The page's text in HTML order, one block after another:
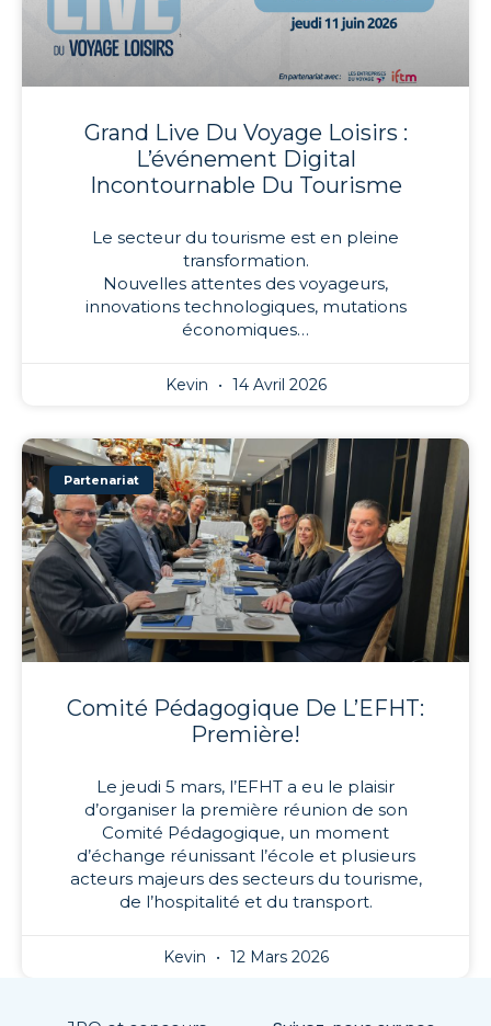
Grand Live Du Voyage Loisirs :
L’événement Digital
Incontournable Du Tourisme
Le secteur du tourisme est en pleine
transformation.
Nouvelles attentes des voyageurs,
innovations technologiques, mutations
économiques…
Kevin 14 Avril 2026
Partenariat
Comité Pédagogique De L’EFHT:
Première!
Le jeudi 5 mars, l’EFHT a eu le plaisir
d’organiser la première réunion de son
Comité Pédagogique, un moment
d’échange réunissant l’école et plusieurs
acteurs majeurs des secteurs du tourisme,
de l’hospitalité et du transport.
Kevin 12 Mars 2026